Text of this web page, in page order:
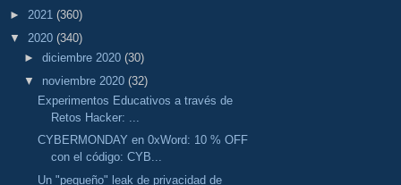
► 2021 (360)
▼ 2020 (340)
► diciembre 2020 (30)
▼ noviembre 2020 (32)
Experimentos Educativos a través de
Retos Hacker: ...
CYBERMONDAY en 0xWord: 10 % OFF
con el código: CYB...
Un "pequeño" leak de privacidad de